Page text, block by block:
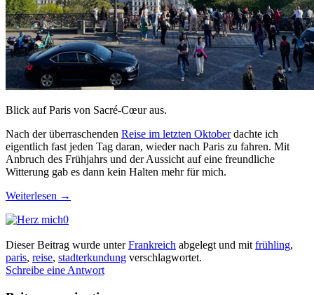
Blick auf Paris von Sacré-Cœur aus.
Nach der überraschenden Reise im letzten Oktoberdachte ich
eigentlich fast jeden Tag daran, wieder nach Paris zu fahren. Mit
Anbruch des Frühjahrs und der Aussicht auf eine freundliche
Witterung gab es dann kein Halten mehr für mich.
Weiterlesen →
0
Dieser Beitrag wurde unterFrankreich abgelegt und mit frühling,
paris, reise, stadterkundung verschlagwortet.
Schreibe eine Antwort